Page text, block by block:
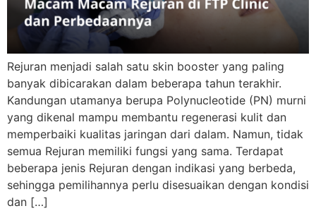
Rejuran menjadi salah satu skin booster yang paling
banyak dibicarakan dalam beberapa tahun terakhir.
Kandungan utamanya berupa Polynucleotide (PN) murni
yang dikenal mampu membantu regenerasi kulit dan
memperbaiki kualitas jaringan dari dalam. Namun, tidak
semua Rejuran memiliki fungsi yang sama. Terdapat
beberapa jenis Rejuran dengan indikasi yang berbeda,
sehingga pemilihannya perlu disesuaikan dengan kondisi
dan […]